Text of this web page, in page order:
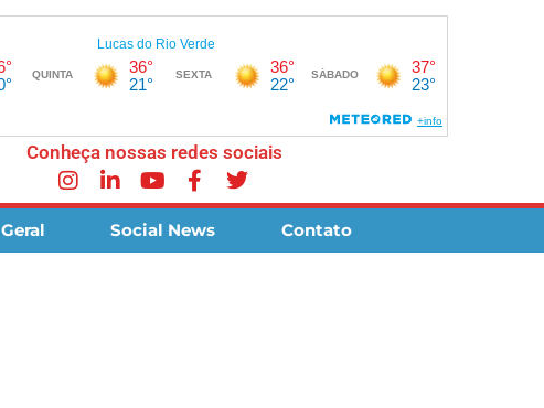
Conheça nossas redes sociais
Geral Social News Contato